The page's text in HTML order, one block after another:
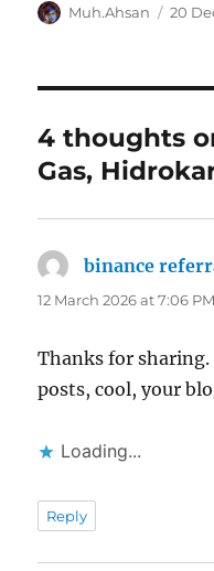
Author
Muh.Ahsan 20
4 thoughts
Gas,
binance
12 March 2026 at 7:06 PM
Thanks for
posts, cool, your
Loading...
Reply